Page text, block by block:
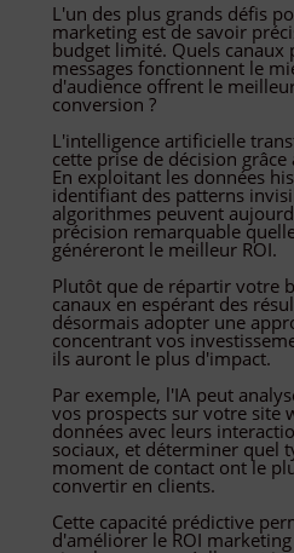
L'un des plus grands défis
marketing est de savoir
budget limité. Quels canaux
messages fonctionnent le
d'audience offrent le
conversion ?
L'intelligence artificielle
cette prise de décision
En exploitant les données
identifiant des patterns
algorithmes peuvent
précision remarquable
généreront le meilleur ROI.
Plutôt que de répartir votre
canaux en espérant des
désormais adopter une
concentrant vos
ils auront le plus d'impact.
Par exemple, l'IA peut
vos prospects sur votre site
données avec leurs
sociaux, et déterminer quel
moment de contact ont le
convertir en clients.
Cette capacité prédictive
d'améliorer le ROI